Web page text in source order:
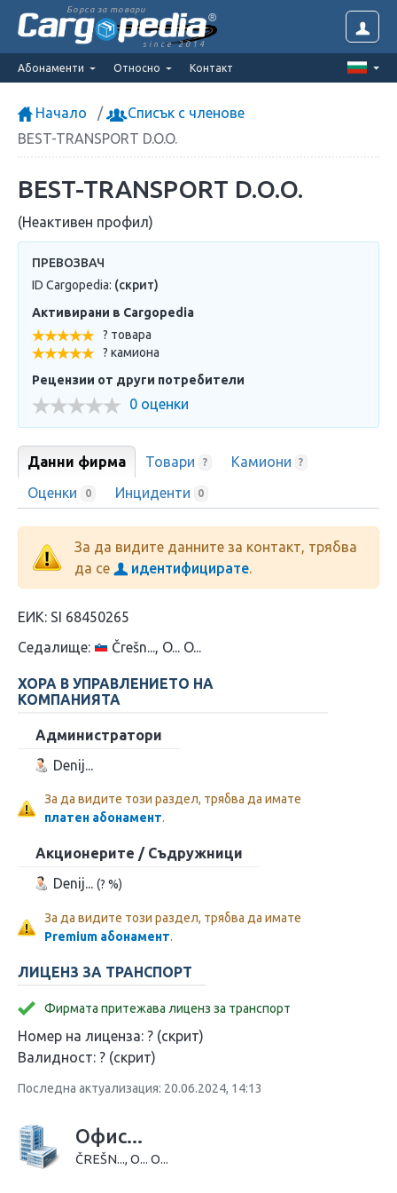
Борса за товари
since 2014
Абонаменти Относно Контакт
Начало
Списък с членове
BEST-TRANSPORT D.O.O.
BEST-TRANSPORT D.O.O.
(Неактивен профил)
ПРЕВОЗВАЧ
ID Cargopedia: (скрит)
Активирани в Cargopedia
? товара
? камиона
Рецензии от други потребители
0 оценки
Данни фирма Товари ? Камиони ?
Оценки 0 Инциденти 0
За да видите данните за контакт, трябва
да се
идентифицирате
ЕИК: SI 68450265
Седалище:
Črešn..., O... O...
ХОРА В УПРАВЛЕНИЕТО НА
КОМПАНИЯТА
Администратори
Denij...
За да видите този раздел, трябва да имате
платен абонамент.
Акционерите / Съдружници
Denij... (? %)
За да видите този раздел, трябва да имате
Premium абонамент.
ЛИЦЕНЗ ЗА ТРАНСПОРТ
Фирмата притежава лиценз за транспорт
Номер на лиценза: ? (скрит)
Валидност: ? (скрит)
Последна актуализация: 20.06.2024, 14:13
Офис...
ČREŠN..., O... O...